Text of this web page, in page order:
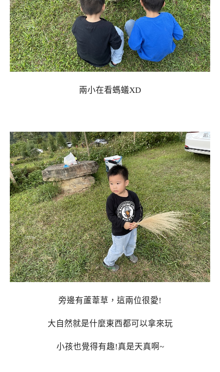
兩小在看螞蟻XD
旁邊有蘆葦草，這兩位很愛!
大自然就是什麼東西都可以拿來玩
小孩也覺得有趣!真是天真啊~